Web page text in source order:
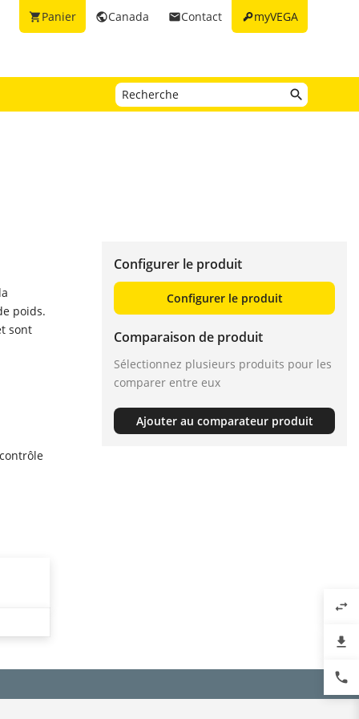
keymyVEGA
emailContact
publicCanada
shopping_cartPanier
poids.
sont
Configurer le produit
Configurer le produit
Comparaison de produit
Sélectionnez plusieurs produits pour les
comparer entre eux
Ajouter au comparateur produit
swap_horiz
file_download
phone